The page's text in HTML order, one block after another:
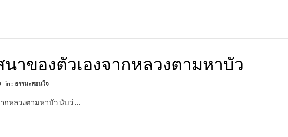
นาของตัวเองจากหลวงตามหาบัว
in : ธรรมะสอนใจ
ากหลวงตามหาบัว นับว่ …